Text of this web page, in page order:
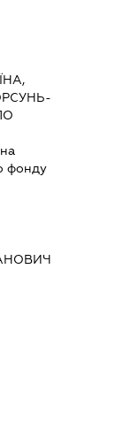
фонду